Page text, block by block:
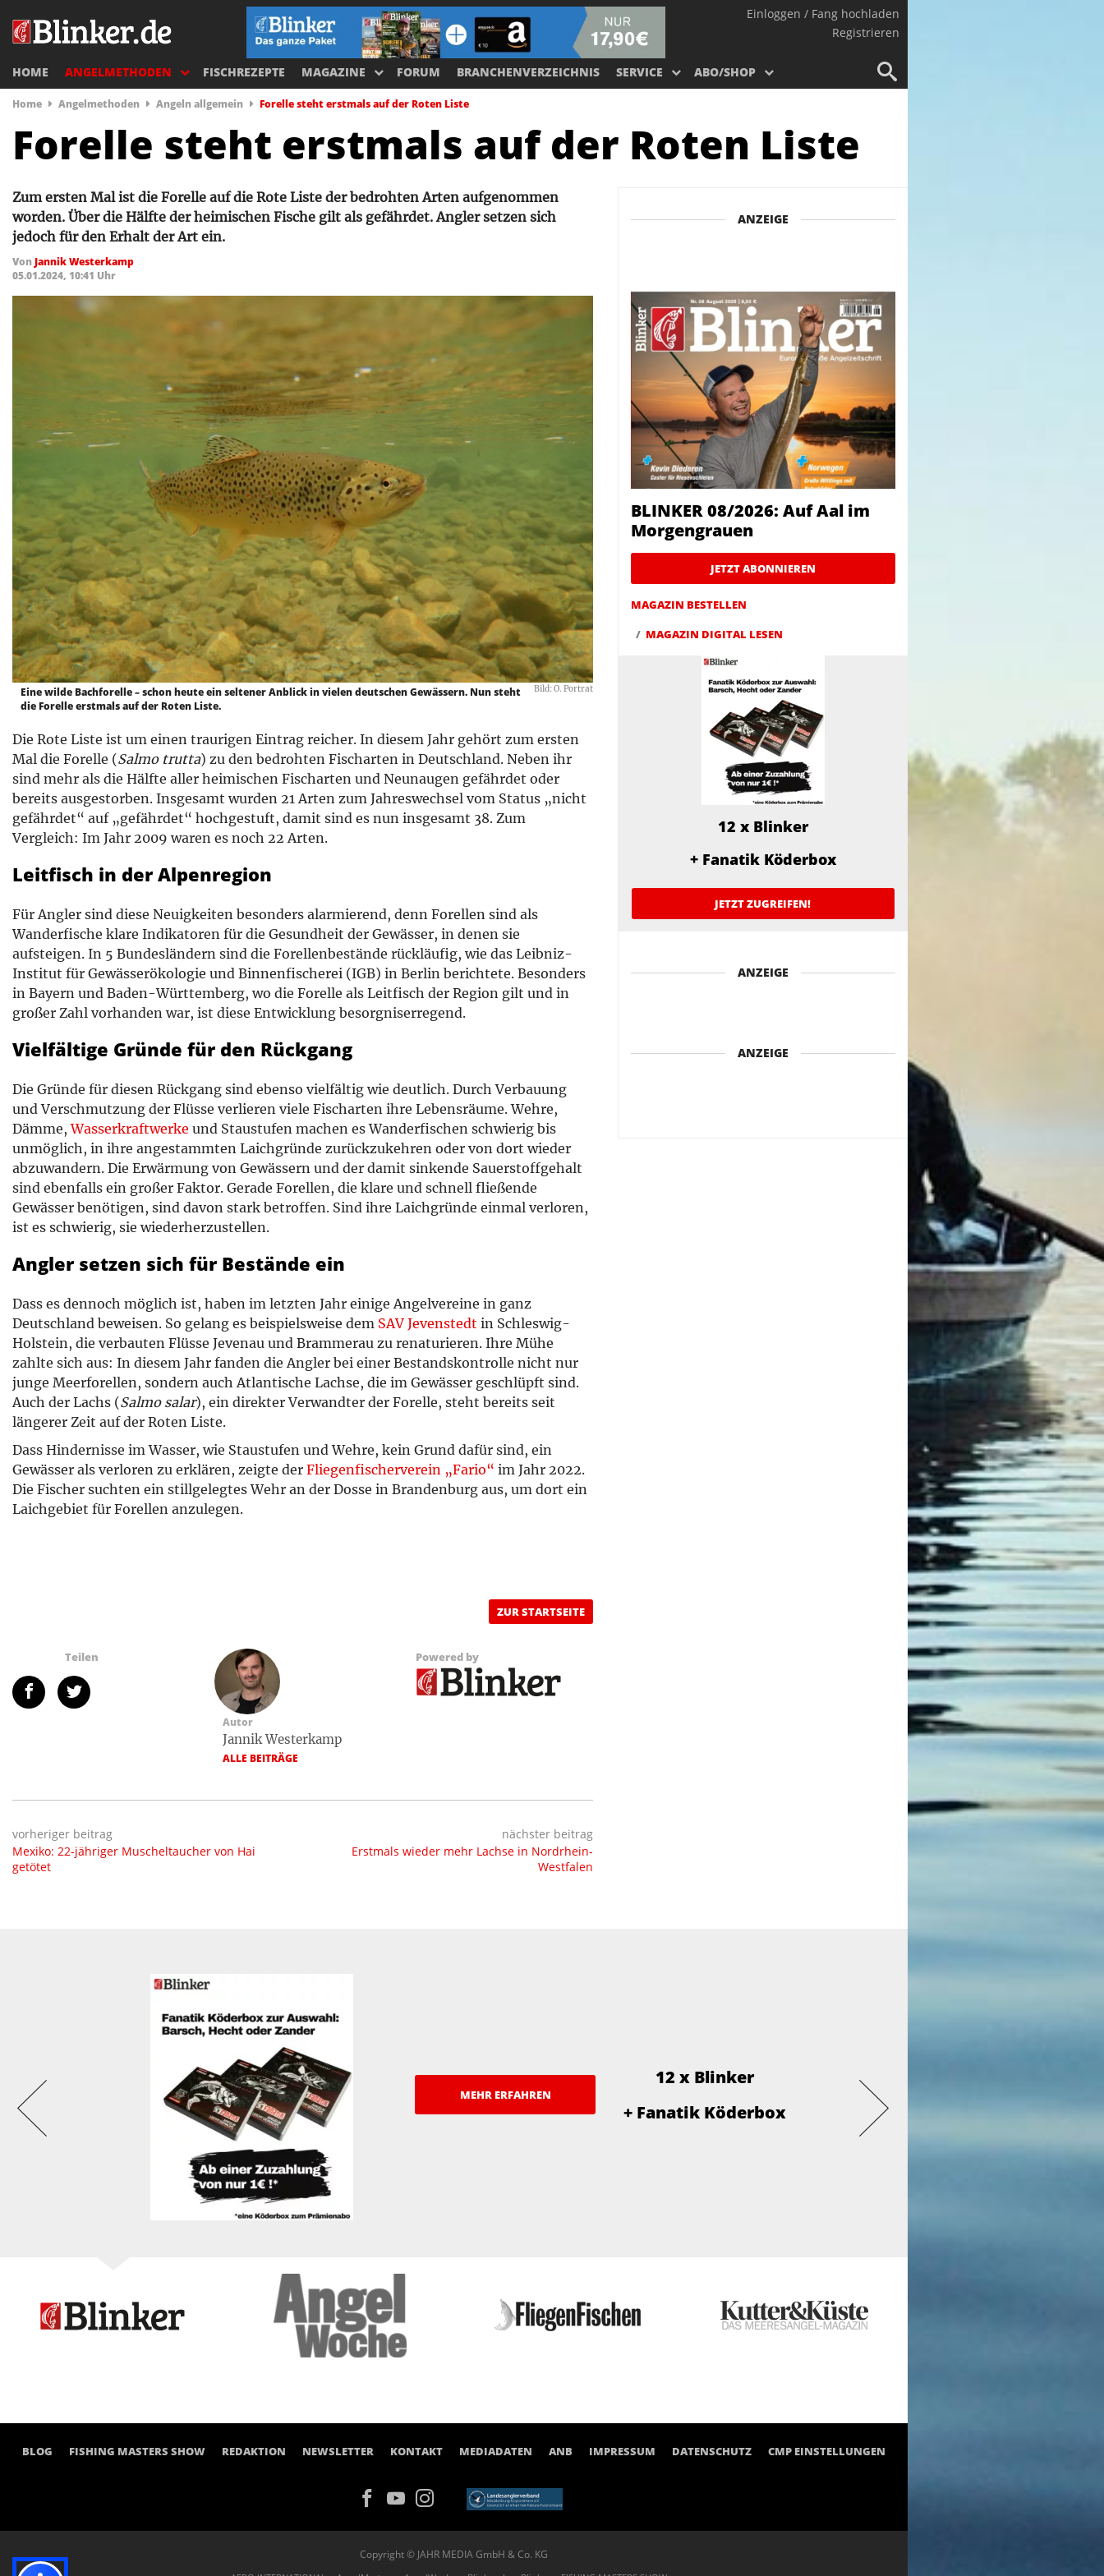
Einloggen / Fang hochladen
Registrieren
HOME ANGELMETHODEN FISCHREZEPTE MAGAZINE FORUM BRANCHENVERZEICHNIS SERVICE ABO/SHOP
Home Angelmethoden Angeln allgemein Forelle steht erstmals auf der Roten Liste
Forelle steht erstmals auf der Roten Liste
Zum ersten Mal ist die Forelle auf die Rote Liste der bedrohten Arten aufgenommen
worden. Über die Hälfte der heimischen Fische gilt als gefährdet. Angler setzen sich
jedoch für den Erhalt der Art ein.
Von Jannik Westerkamp
05.01.2024, 10:41 Uhr
Bild: O. Portrat
Eine wilde Bachforelle – schon heute ein seltener Anblick in vielen deutschen Gewässern. Nun steht
die Forelle erstmals auf der Roten Liste.
Die Rote Liste ist um einen traurigen Eintrag reicher. In diesem Jahr gehört zum ersten
Mal die Forelle (Salmo trutta) zu den bedrohten Fischarten in Deutschland. Neben ihr
sind mehr als die Hälfte aller heimischen Fischarten und Neunaugen gefährdet oder
bereits ausgestorben. Insgesamt wurden 21 Arten zum Jahreswechsel vom Status „nicht
gefährdet“ auf „gefährdet“ hochgestuft, damit sind es nun insgesamt 38. Zum
Vergleich: Im Jahr 2009 waren es noch 22 Arten.
Leitfisch in der Alpenregion
Für Angler sind diese Neuigkeiten besonders alarmierend, denn Forellen sind als
Wanderfische klare Indikatoren für die Gesundheit der Gewässer, in denen sie
aufsteigen. In 5 Bundesländern sind die Forellenbestände rückläufig, wie das Leibniz-
Institut für Gewässerökologie und Binnenfischerei (IGB) in Berlin berichtete. Besonders
in Bayern und Baden-Württemberg, wo die Forelle als Leitfisch der Region gilt und in
großer Zahl vorhanden war, ist diese Entwicklung besorgniserregend.
Vielfältige Gründe für den Rückgang
Die Gründe für diesen Rückgang sind ebenso vielfältig wie deutlich. Durch Verbauung
und Verschmutzung der Flüsse verlieren viele Fischarten ihre Lebensräume. Wehre,
Dämme,Wasserkraftwerke und Staustufen machen es Wanderfischen schwierig bis
unmöglich, in ihre angestammten Laichgründe zurückzukehren oder von dort wieder
abzuwandern. Die Erwärmung von Gewässern und der damit sinkende Sauerstoffgehalt
sind ebenfalls ein großer Faktor. Gerade Forellen, die klare und schnell fließende
Gewässer benötigen, sind davon stark betroffen. Sind ihre Laichgründe einmal verloren,
ist es schwierig, sie wiederherzustellen.
Angler setzen sich für Bestände ein
Dass es dennoch möglich ist, haben im letzten Jahr einige Angelvereine in ganz
Deutschland beweisen. So gelang es beispielsweise dem SAV Jevenstedt in Schleswig-
Holstein, die verbauten Flüsse Jevenau und Brammerau zu renaturieren. Ihre Mühe
zahlte sich aus: In diesem Jahr fanden die Angler bei einer Bestandskontrolle nicht nur
junge Meerforellen, sondern auch Atlantische Lachse, die im Gewässer geschlüpft sind.
Auch der Lachs (Salmo salar), ein direkter Verwandter der Forelle, steht bereits seit
längerer Zeit auf der Roten Liste.
Dass Hindernisse im Wasser, wie Staustufen und Wehre, kein Grund dafür sind, ein
Gewässer als verloren zu erklären, zeigte der Fliegenfischerverein „Fario“ im Jahr 2022.
Die Fischer suchten ein stillgelegtes Wehr an der Dosse in Brandenburg aus, um dort ein
Laichgebiet für Forellen anzulegen.
ZUR STARTSEITE
Teilen
Autor
Jannik Westerkamp
ALLE BEITRÄGE
Powered by
vorheriger beitrag
Mexiko: 22-jähriger Muscheltaucher von Hai
getötet
nächster beitrag
Erstmals wieder mehr Lachse in Nordrhein-
Westfalen
ANZEIGE
BLINKER 08/2026: Auf Aal im
Morgengrauen
JETZT ABONNIEREN
MAGAZIN BESTELLEN
MAGAZIN DIGITAL LESEN
12 x Blinker
+ Fanatik Köderbox
JETZT ZUGREIFEN!
ANZEIGE
ANZEIGE
12 x Blinker
+ Fanatik Köderbox
MEHR ERFAHREN
BLOG FISHING MASTERS SHOW REDAKTION NEWSLETTER KONTAKT MEDIADATEN ANB IMPRESSUM DATENSCHUTZ CMP EINSTELLUNGEN
Copyright © JAHR MEDIA GmbH & Co. KG